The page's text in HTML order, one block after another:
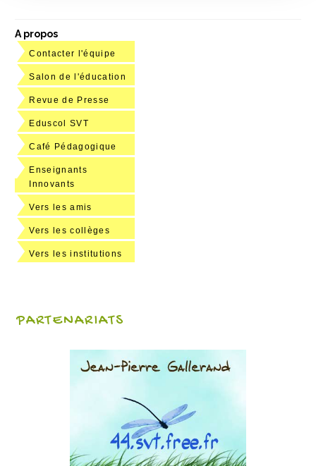
A propos
Contacter l'équipe
Salon de l'éducation
Revue de Presse
Eduscol SVT
Café Pédagogique
Enseignants
Innovants
Vers les amis
Vers les collèges
Vers les institutions
PARTENARIATS